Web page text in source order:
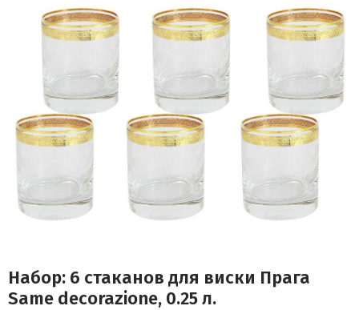
Набор: 6 стаканов для виски Прага
Same decorazione, 0.25 л.